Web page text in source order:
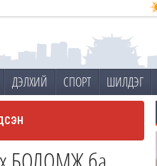
ДЭЛХИЙ СПОРТ ШИЛДЭГ